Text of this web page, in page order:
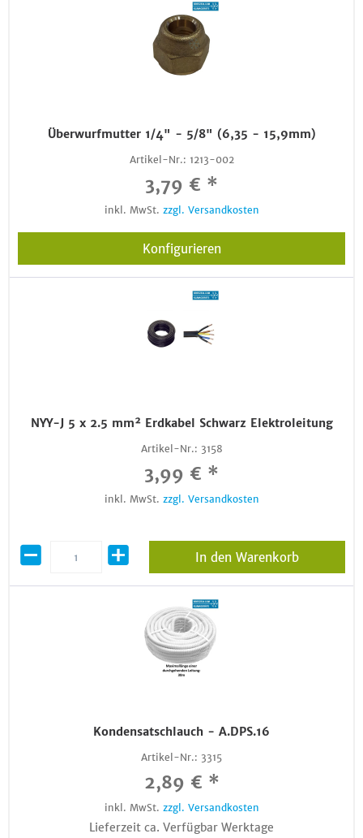
Überwurfmutter 1/4" - 5/8" (6,35 - 15,9mm)
Artikel-Nr.: 1213-002
3,79 € *
inkl. MwSt. zzgl. Versandkosten
Konfigurieren
NYY-J 5 x 2.5 mm² Erdkabel Schwarz Elektroleitung
Artikel-Nr.: 3158
3,99 € *
inkl. MwSt. zzgl. Versandkosten
In den Warenkorb
Kondensatschlauch - A.DPS.16
Artikel-Nr.: 3315
2,89 € *
inkl. MwSt. zzgl. Versandkosten
Lieferzeit ca. Verfügbar Werktage